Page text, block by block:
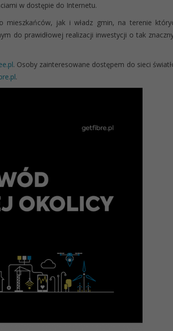
w dostępie do Internetu.
mieszkańców, jak i władz gmin, na terenie
do prawidłowej realizacji inwestycji o tak
. Osoby zainteresowane dostępem do sieci
.